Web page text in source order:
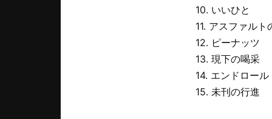
10. いいひと
11. アスファルト
12. ピーナッツ
13. 現下の喝采
14. エンドロール
15. 未刊の行進